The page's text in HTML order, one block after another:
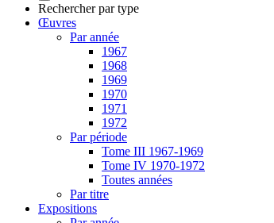
Rechercher par type
Œuvres
Par année
1967
1968
1969
1970
1971
1972
Par période
Tome III 1967-1969
Tome IV 1970-1972
Toutes années
Par titre
Expositions